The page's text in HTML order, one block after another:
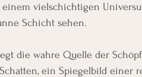
vielschichtigen
Schicht sehen.
die wahre Quelle der
ein Spiegelbild einer